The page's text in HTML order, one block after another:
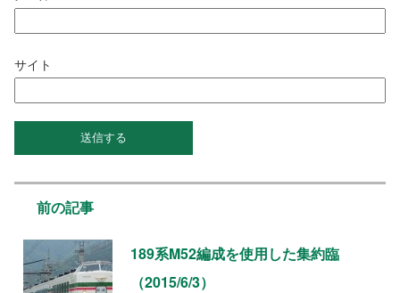
サイト
前の記事
189系M52編成を使用した集約臨
（2015/6/3）